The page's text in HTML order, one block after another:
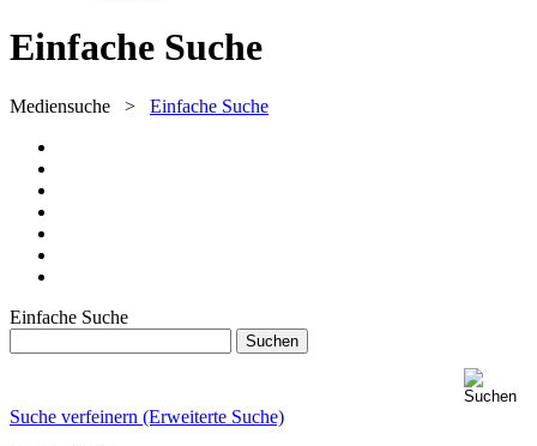
Einfache Suche
Mediensuche > Einfache Suche
Einfache Suche
Suche verfeinern (Erweiterte Suche)